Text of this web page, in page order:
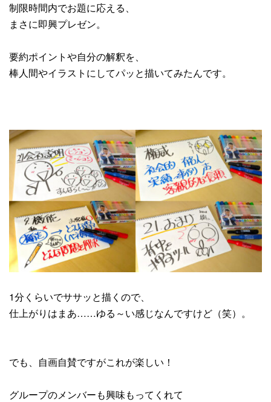
制限時間内でお題に応える、
まさに即興プレゼン。
要約ポイントや自分の解釈を、
棒人間やイラストにしてパッと描いてみたんです。
1分くらいでササッと描くので、
仕上がりはまあ……ゆる～い感じなんですけど（笑）。
でも、自画自賛ですがこれが楽しい！
グループのメンバーも興味もってくれて